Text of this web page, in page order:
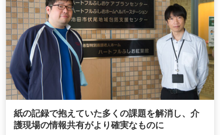
紙の記録で抱えていた多くの課題を解消し、介
護現場の情報共有がより確実なものに